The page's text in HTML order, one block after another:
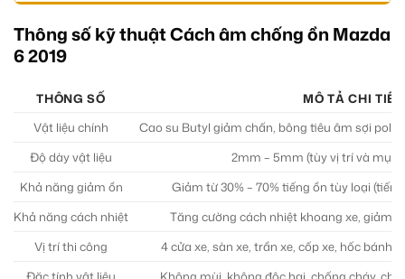
Thông số kỹ thuật Cách âm chống ồn Mazda
6 2019
THÔNG SỐ
MÔ TẢ CHI TIẾT
Vật liệu chính
Cao su Butyl giảm chấn, bông tiêu âm sợi
Độ dày vật liệu
2mm – 5mm (tùy vị trí và mục
Khả năng giảm ồn
Giảm từ 30% – 70% tiếng ồn tùy loại
Khả năng cách nhiệt
Tăng cường cách nhiệt khoang xe, giảm
Vị trí thi công
4 cửa xe, sàn xe, trần xe, cốp xe, hốc bánh